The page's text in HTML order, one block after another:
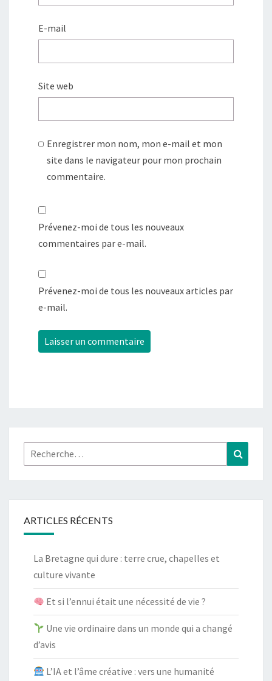
E-mail
Site web
Enregistrer mon nom, mon e-mail et mon
site dans le navigateur pour mon prochain
commentaire.
Prévenez-moi de tous les nouveaux
commentaires par e-mail.
Prévenez-moi de tous les nouveaux articles par
e-mail.
Rechercher :
ARTICLES RÉCENTS
La Bretagne qui dure : terre crue, chapelles et
culture vivante
Et si l’ennui était une nécessité de vie ?
Une vie ordinaire dans un monde qui a changé
d’avis
L’IA et l’âme créative : vers une humanité